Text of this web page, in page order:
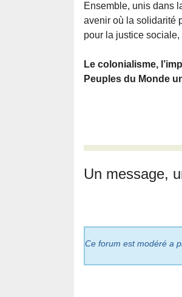
Ensemble, unis dans
avenir où la solidarité
pour la justice
Le colonialisme,
Peuples du Monde
Un message,
Ce forum est modéré a